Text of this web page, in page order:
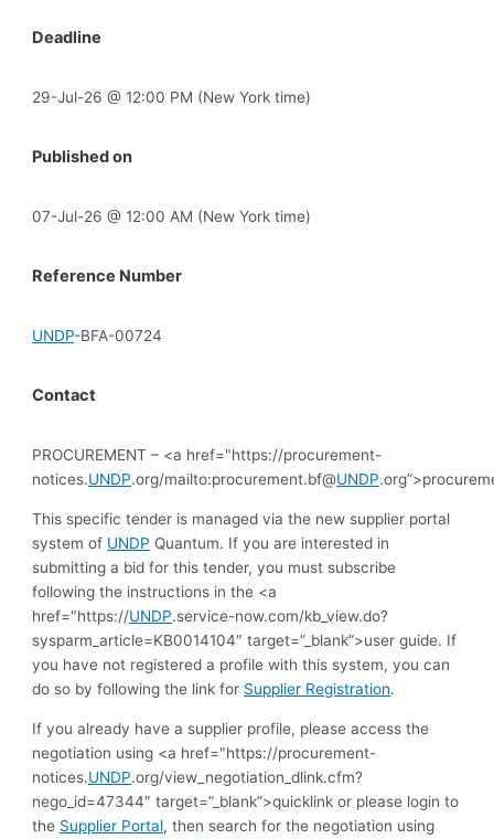
Deadline
29-Jul-26 @ 12:00 PM (New York time)
Published on
07-Jul-26 @ 12:00 AM (New York time)
Reference Number
UNDP-BFA-00724
Contact
PROCUREMENT – <a href="https://procurement-
notices.UNDP.org/mailto:procurement.bf@UNDP
This specific tender is managed via the new supplier portal
system of UNDP Quantum. If you are interested in
submitting a bid for this tender, you must subscribe
following the instructions in the <a
href="https://UNDP.service-now.com/kb_view.do?
sysparm_article=KB0014104″ target=”_blank”>user guide. If
you have not registered a profile with this system, you can
do so by following the link for Supplier Registration.
If you already have a supplier profile, please access the
negotiation using <a href="https://procurement-
notices.UNDP.org/view_negotiation_dlink.cfm?
nego_id=47344″ target=”_blank”>quicklink or please login to
the Supplier Portal, then search for the negotiation using